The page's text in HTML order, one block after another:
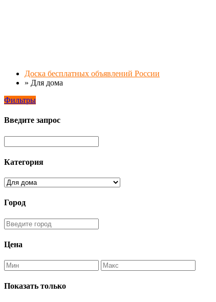
Доска бесплатных объявлений России
» Для дома
Фильтры
Введите запрос
Категория
Город
Цена
Показать только